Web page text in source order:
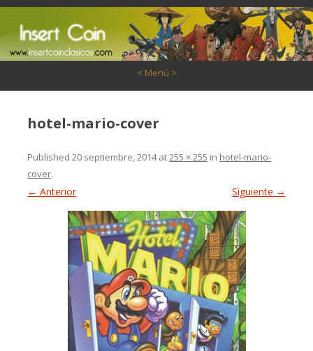
< Menú >
hotel-mario-cover
Published20 septiembre, 2014at255 × 255 in hotel-mario-
cover.
← Anterior Siguiente →